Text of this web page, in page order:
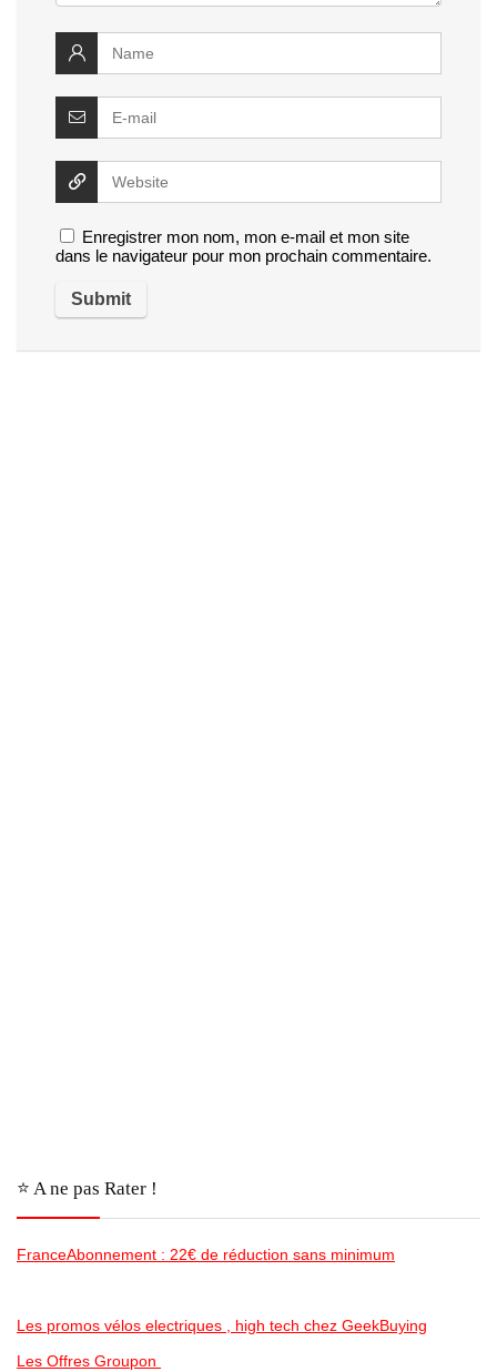
Enregistrer mon nom, mon e-mail et mon site
dans le navigateur pour mon prochain commentaire.
⭐️ A ne pas Rater !
FranceAbonnement : 22€ de réduction sans minimum
Les promos vélos electriques , high tech chez GeekBuying
Les Offres Groupon